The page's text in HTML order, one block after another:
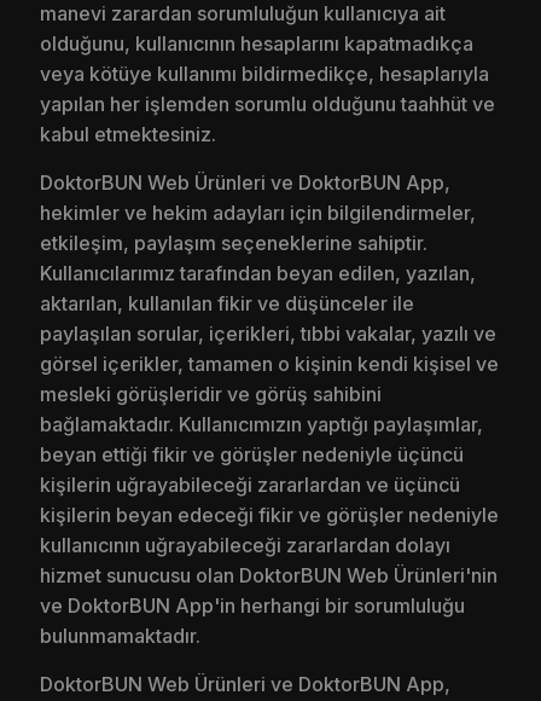
manevi zarardan sorumluluğun kullanıcıya ait
olduğunu, kullanıcının hesaplarını kapatmadıkça
veya kötüye kullanımı bildirmedikçe, hesaplarıyla
yapılan her işlemden sorumlu olduğunu taahhüt ve
kabul etmektesiniz.
DoktorBUN Web Ürünleri ve DoktorBUN App,
hekimler ve hekim adayları için bilgilendirmeler,
etkileşim, paylaşım seçeneklerine sahiptir.
Kullanıcılarımız tarafından beyan edilen, yazılan,
aktarılan, kullanılan fikir ve düşünceler ile
paylaşılan sorular, içerikleri, tıbbi vakalar, yazılı ve
görsel içerikler, tamamen o kişinin kendi kişisel ve
mesleki görüşleridir ve görüş sahibini
bağlamaktadır. Kullanıcımızın yaptığı paylaşımlar,
beyan ettiği fikir ve görüşler nedeniyle üçüncü
kişilerin uğrayabileceği zararlardan ve üçüncü
kişilerin beyan edeceği fikir ve görüşler nedeniyle
kullanıcının uğrayabileceği zararlardan dolayı
hizmet sunucusu olan DoktorBUN Web Ürünleri'nin
ve DoktorBUN App'in herhangi bir sorumluluğu
bulunmamaktadır.
DoktorBUN Web Ürünleri ve DoktorBUN App,